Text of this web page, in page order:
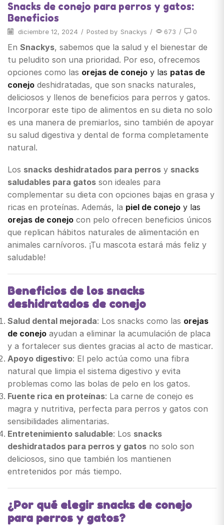
Snacks de conejo para perros y gatos:
Beneficios
diciembre 12, 2024 / Posted by Snackys / 673 / 0
En Snackys, sabemos que la salud y el bienestar de
tu peludito son una prioridad. Por eso, ofrecemos
opciones como las orejas de conejo y las patas de
conejo deshidratadas, que son snacks naturales,
deliciosos y llenos de beneficios para perros y gatos.
Incorporar este tipo de alimentos en su dieta no solo
es una manera de premiarlos, sino también de apoyar
su salud digestiva y dental de forma completamente
natural.
Los snacks deshidratados para perros y snacks
saludables para gatos son ideales para
complementar su dieta con opciones bajas en grasa y
ricas en proteínas. Además, la piel de conejo y las
orejas de conejo con pelo ofrecen beneficios únicos
que replican hábitos naturales de alimentación en
animales carnívoros. ¡Tu mascota estará más feliz y
saludable!
Beneficios de los snacks
deshidratados de conejo
Salud dental mejorada: Los snacks como las orejas
de conejo ayudan a eliminar la acumulación de placa
y a fortalecer sus dientes gracias al acto de masticar.
Apoyo digestivo: El pelo actúa como una fibra
natural que limpia el sistema digestivo y evita
problemas como las bolas de pelo en los gatos.
Fuente rica en proteínas: La carne de conejo es
magra y nutritiva, perfecta para perros y gatos con
sensibilidades alimentarias.
Entretenimiento saludable: Los snacks
deshidratados para perros y gatos no solo son
deliciosos, sino que también los mantienen
entretenidos por más tiempo.
¿Por qué elegir snacks de conejo
para perros y gatos?